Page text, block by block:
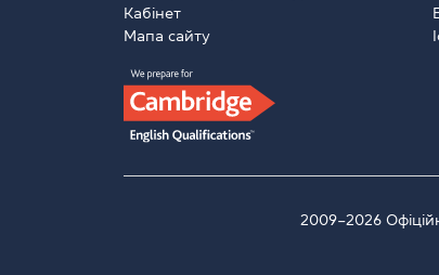
Кабінет
Мапа сайту
2009–2026